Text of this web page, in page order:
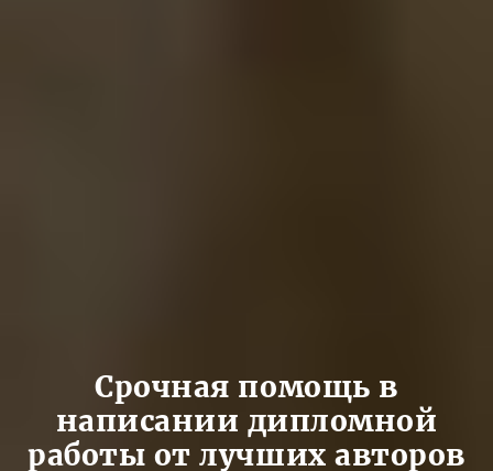
Cрочная помощь в
написании дипломной
работы от лучших авторов